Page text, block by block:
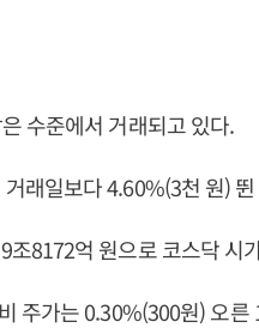
수준에서 거래되고 있다.
래일보다 4.60%(3천 원)
조8172억 원으로 코스닥 시
주가는 0.30%(300원) 오